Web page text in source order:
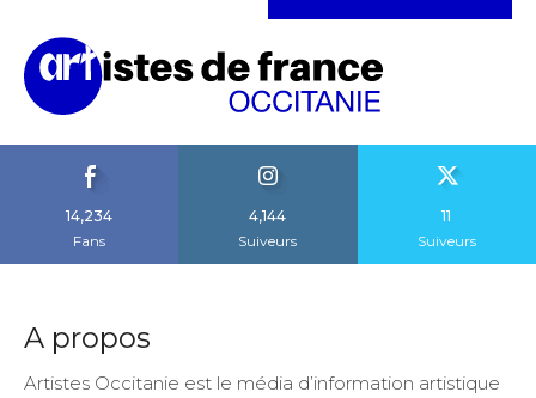
14,234
Fans
4,144
Suiveurs
11
Suiveurs
A propos
Artistes Occitanie est le média d’information artistique